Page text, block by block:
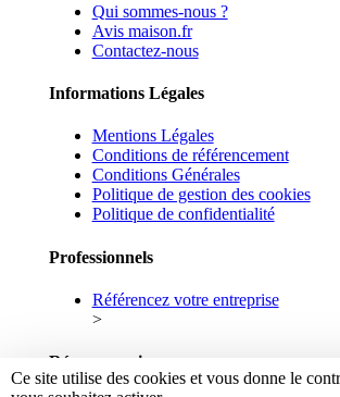
Qui sommes-nous ?
Avis maison.fr
Contactez-nous
Informations Légales
Mentions Légales
Conditions de référencement
Conditions Générales
Politique de gestion des cookies
Politique de confidentialité
Professionnels
Référencez votre entreprise
>
Réseaux sociaux
Ce site utilise des cookies et vous donne le